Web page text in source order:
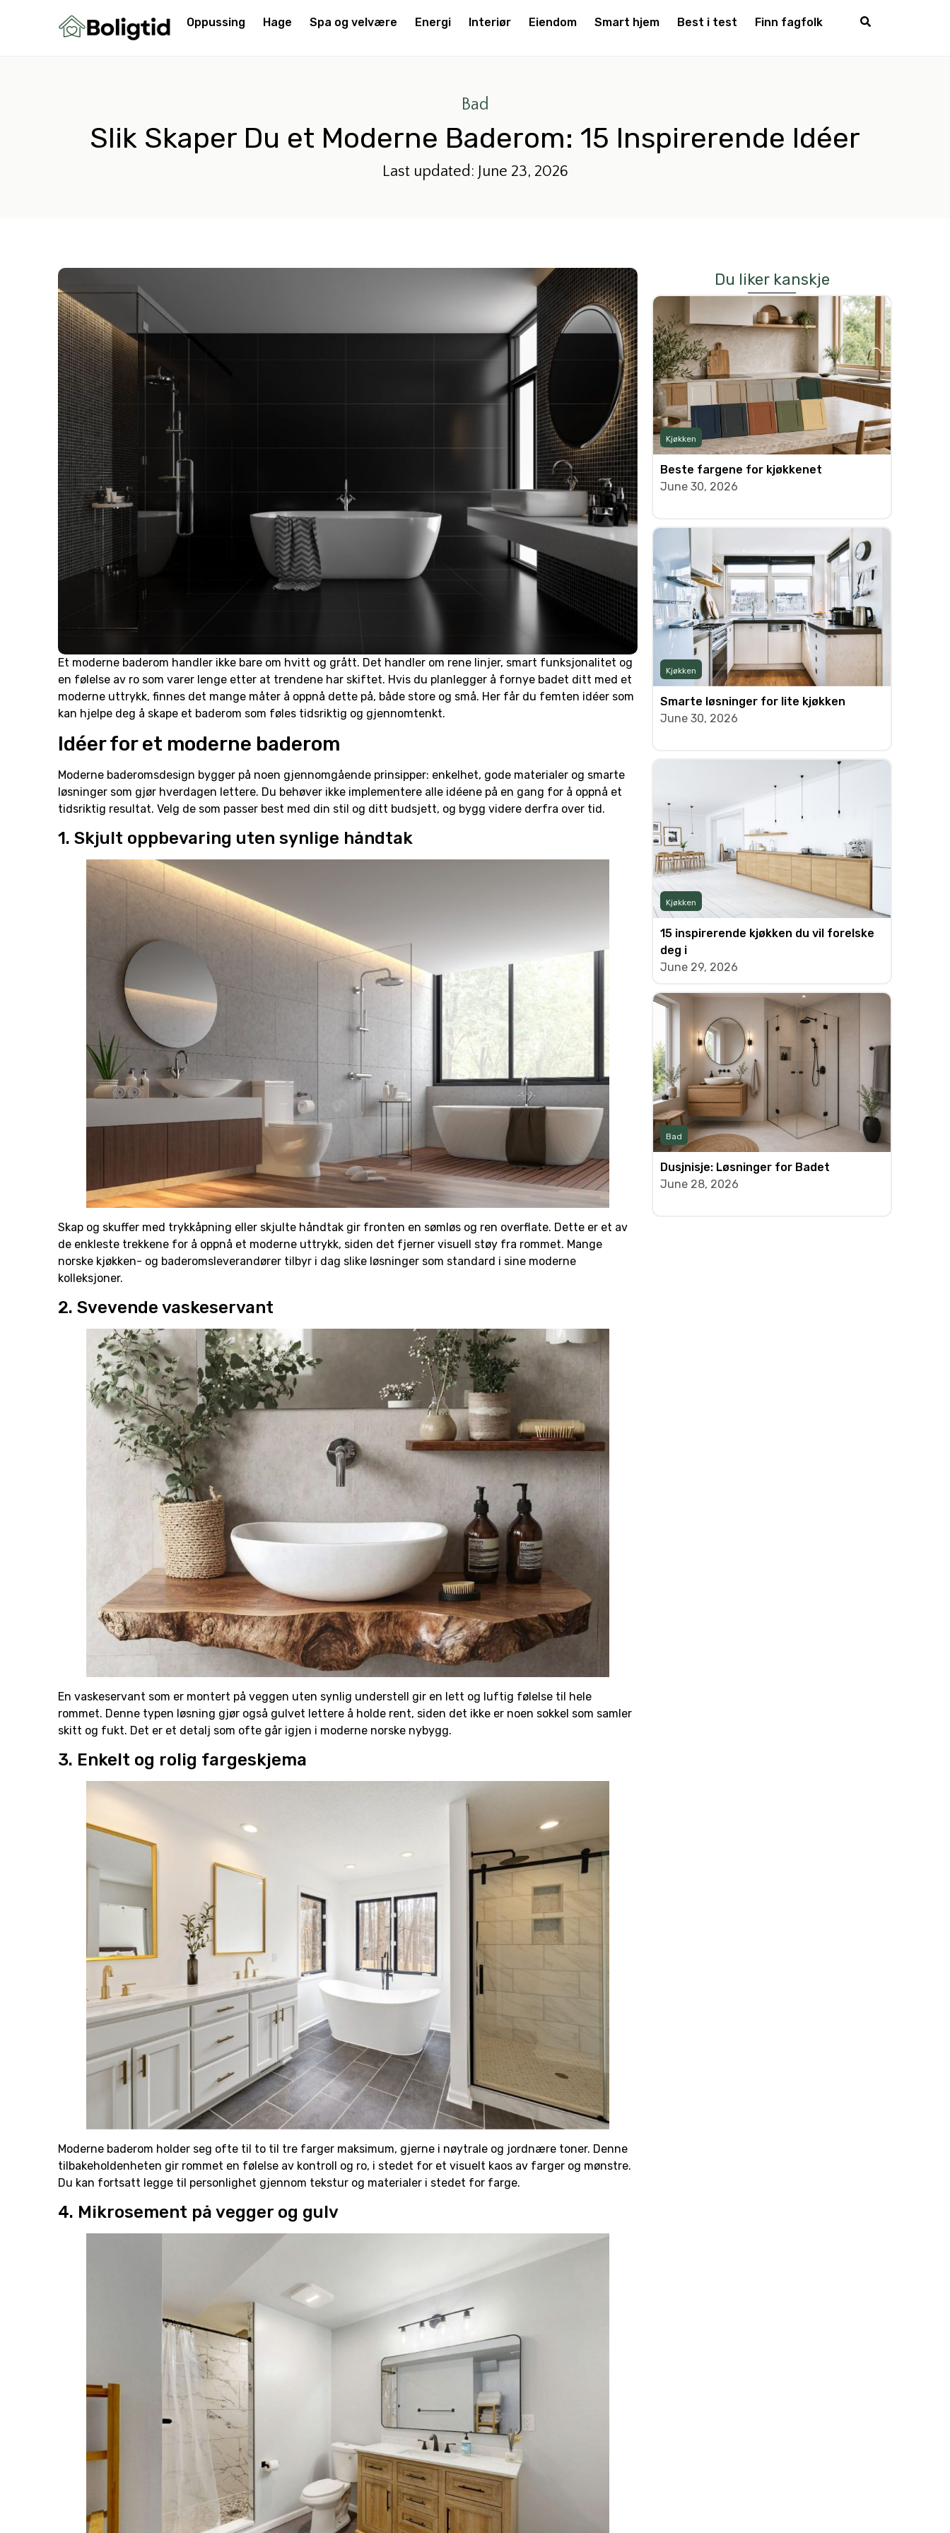
Oppussing Hage Spa og velvære Energi Interiør Eiendom Smart hjem Best i test Finn fagfolk
Bad
Slik Skaper Du et Moderne Baderom: 15 Inspirerende Idéer
Last updated: June 23, 2026
Et moderne baderom handler ikke bare om hvitt og grått. Det handler om rene linjer, smart funksjonalitet og
en følelse av ro som varer lenge etter at trendene har skiftet. Hvis du planlegger å fornye badet ditt med et
moderne uttrykk, finnes det mange måter å oppnå dette på, både store og små. Her får du femten idéer som
kan hjelpe deg å skape et baderom som føles tidsriktig og gjennomtenkt.
Idéer for et moderne baderom
Moderne baderomsdesign bygger på noen gjennomgående prinsipper: enkelhet, gode materialer og smarte
løsninger som gjør hverdagen lettere. Du behøver ikke implementere alle idéene på en gang for å oppnå et
tidsriktig resultat. Velg de som passer best med din stil og ditt budsjett, og bygg videre derfra over tid.
1. Skjult oppbevaring uten synlige håndtak
Skap og skuffer med trykkåpning eller skjulte håndtak gir fronten en sømløs og ren overflate. Dette er et av
de enkleste trekkene for å oppnå et moderne uttrykk, siden det fjerner visuell støy fra rommet. Mange
norske kjøkken- og baderomsleverandører tilbyr i dag slike løsninger som standard i sine moderne
kolleksjoner.
2. Svevende vaskeservant
En vaskeservant som er montert på veggen uten synlig understell gir en lett og luftig følelse til hele
rommet. Denne typen løsning gjør også gulvet lettere å holde rent, siden det ikke er noen sokkel som samler
skitt og fukt. Det er et detalj som ofte går igjen i moderne norske nybygg.
3. Enkelt og rolig fargeskjema
Moderne baderom holder seg ofte til to til tre farger maksimum, gjerne i nøytrale og jordnære toner. Denne
tilbakeholdenheten gir rommet en følelse av kontroll og ro, i stedet for et visuelt kaos av farger og mønstre.
Du kan fortsatt legge til personlighet gjennom tekstur og materialer i stedet for farge.
4. Mikrosement på vegger og gulv
Du liker kanskje
Kjøkken
Beste fargene for kjøkkenet
June 30, 2026
Kjøkken
Smarte løsninger for lite kjøkken
June 30, 2026
Kjøkken
15 inspirerende kjøkken du vil forelske
deg i
June 29, 2026
Bad
Dusjnisje: Løsninger for Badet
June 28, 2026